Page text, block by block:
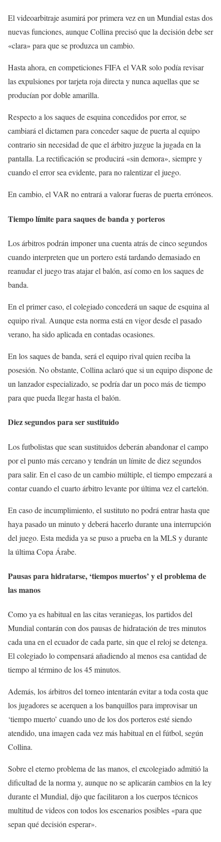
El videoarbitraje asumirá por primera vez en un Mundial estas dos
nuevas funciones, aunque Collina precisó que la decisión debe ser
«clara» para que se produzca un cambio.
Hasta ahora, en competiciones FIFA el VAR solo podía revisar
las expulsiones por tarjeta roja directa y nunca aquellas que se
producían por doble amarilla.
Respecto a los saques de esquina concedidos por error, se
cambiará el dictamen para conceder saque de puerta al equipo
contrario sin necesidad de que el árbitro juzgue la jugada en la
pantalla. La rectificación se producirá «sin demora», siempre y
cuando el error sea evidente, para no ralentizar el juego.
En cambio, el VAR no entrará a valorar fueras de puerta erróneos.
Tiempo límite para saques de banda y porteros
Los árbitros podrán imponer una cuenta atrás de cinco segundos
cuando interpreten que un portero está tardando demasiado en
reanudar el juego tras atajar el balón, así como en los saques de
banda.
En el primer caso, el colegiado concederá un saque de esquina al
equipo rival. Aunque esta norma está en vigor desde el pasado
verano, ha sido aplicada en contadas ocasiones.
En los saques de banda, será el equipo rival quien reciba la
posesión. No obstante, Collina aclaró que si un equipo dispone de
un lanzador especializado, se podría dar un poco más de tiempo
para que pueda llegar hasta el balón.
Diez segundos para ser sustituido
Los futbolistas que sean sustituidos deberán abandonar el campo
por el punto más cercano y tendrán un límite de diez segundos
para salir. En el caso de un cambio múltiple, el tiempo empezará a
contar cuando el cuarto árbitro levante por última vez el cartelón.
En caso de incumplimiento, el sustituto no podrá entrar hasta que
haya pasado un minuto y deberá hacerlo durante una interrupción
del juego. Esta medida ya se puso a prueba en la MLS y durante
la última Copa Árabe.
Pausas para hidratarse, ‘tiempos muertos’ y el problema de
las manos
Como ya es habitual en las citas veraniegas, los partidos del
Mundial contarán con dos pausas de hidratación de tres minutos
cada una en el ecuador de cada parte, sin que el reloj se detenga.
El colegiado lo compensará añadiendo al menos esa cantidad de
tiempo al término de los 45 minutos.
Además, los árbitros del torneo intentarán evitar a toda costa que
los jugadores se acerquen a los banquillos para improvisar un
‘tiempo muerto’ cuando uno de los dos porteros esté siendo
atendido, una imagen cada vez más habitual en el fútbol, según
Collina.
Sobre el eterno problema de las manos, el excolegiado admitió la
dificultad de la norma y, aunque no se aplicarán cambios en la ley
durante el Mundial, dijo que facilitaron a los cuerpos técnicos
multitud de videos con todos los escenarios posibles «para que
sepan qué decisión esperar».